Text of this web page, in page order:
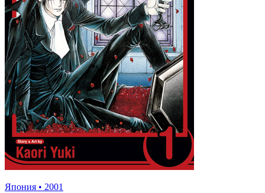
Япония • 2001